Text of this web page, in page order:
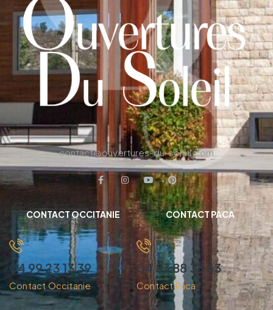
contact@ouvertures-du-soleil.com
CONTACT OCCITANIE
04 99 23 13 39
Contact Occitanie
CONTACT PACA
04 83 88 33 63
Contact Paca